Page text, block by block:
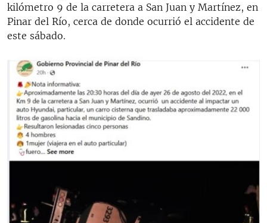
kilómetro 9 de la carretera a San Juan y Martínez, en
Pinar del Río, cerca de donde ocurrió el accidente de
este sábado.